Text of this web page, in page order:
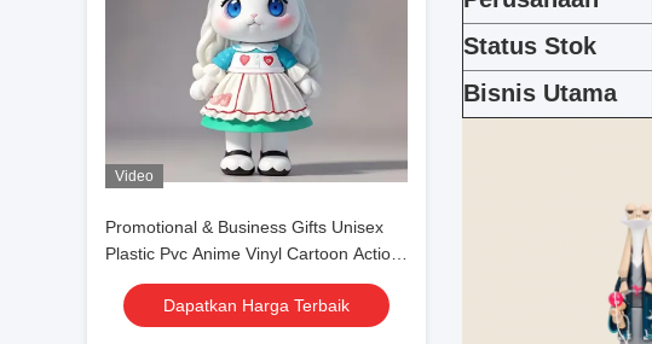
Video
Promotional & Business Gifts Unisex
Plastic Pvc Anime Vinyl Cartoon Action
Figurine Odm Model Manufacturer
Dapatkan Harga Terbaik
Status Stok
Bisnis Utama